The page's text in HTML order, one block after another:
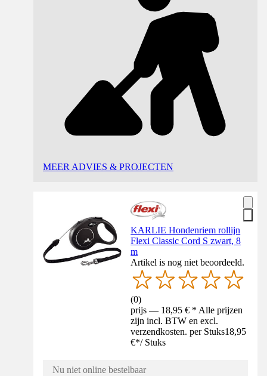
MEER ADVIES & PROJECTEN
KARLIE Hondenriem rollijn
Flexi Classic Cord S zwart, 8
m
Artikel is nog niet beoordeeld.
(0)
prijs — 18,95 € * Alle prijzen
zijn incl. BTW en excl.
verzendkosten. per Stuks18,95
€*/ Stuks
Nu niet online bestelbaar